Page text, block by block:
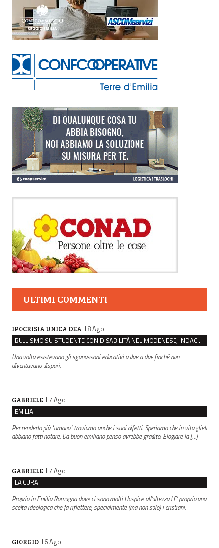
ULTIMI COMMENTI
IPOCRISIA UNICA DEA il 8 Ago
BULLISMO SU STUDENTE CON DISABILITÀ NEL MODENESE, INDAGATI DUE RAGAZZI DI 16 ANNI
Una volta esistevano gli sganassoni educativi a due a due finché non
diventavano dispari.
GABRIELE il 7 Ago
EMILIA
Per renderlo più "umano" troviamo anche i suoi difetti. Speriamo che in vita glieli
abbiano fatti notare. Da buon emiliano penso avrebbe gradito. Elogiare la […]
GABRIELE il 7 Ago
LA CURA
Proprio in Emilia Romagna dove ci sono molti Hospice all’altezza ! E’ proprio una
scelta ideologica che fa riflettere, specialmente (ma non solo) i cristiani.
GIORGIO il 6 Ago